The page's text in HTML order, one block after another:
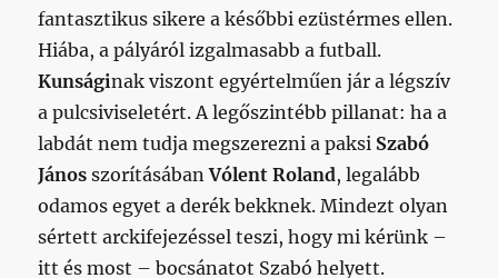
fantasztikus sikere a későbbi ezüstérmes ellen.
Hiába, a pályáról izgalmasabb a futball.
Kunságinak viszont egyértelműen jár a légszív
a pulcsiviseletért.A legőszintébb pillanat: ha a
labdát nem tudja megszerezni a paksi Szabó
János szorításábanVólent Roland, legalább
odamos egyet a derék bekknek. Mindezt olyan
sértett arckifejezéssel teszi, hogy mi kérünk –
itt és most – bocsánatot Szabó helyett.